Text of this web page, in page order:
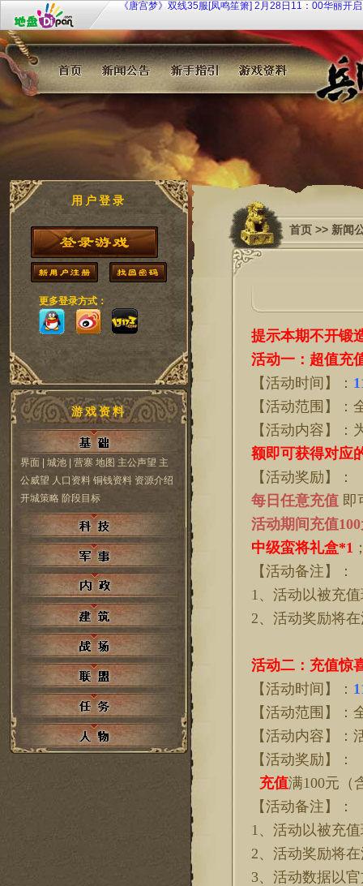
地盘网《兵临城下2》新服 sg·57【六出祁山】9月25日
戈待战
地盘网《宫廷计》最新服双线249区“芈月传奇”2月4日
开启！
《大侠传》特权商店限时开 欢乐扭蛋扭扭乐
《108将》群侠济世 聚义梁山
九凤临朝《凤凰决》双线51服7月20日10时倾世开启！
用户登录
更多登录方式：
游戏资料
界面 | 城池 | 营寨 地图 主公声望 主
公威望 人口资料 铜钱资料 资源介绍
开城策略 阶段目标
首页 >> 新闻
提示本期不开锻
活动一：超值充
【活动时间】：
【活动范围】：
【活动内容】
额即可获得对应
【活动奖励】：
每日任意充值 即
活动期间充值
中级蛮将礼盒*1
【活动备注】：
1、活动以被充
2、活动奖励将
活动二 ：充值惊
【活动时间】：
【活动范围】：
【活动内容】：
【活动奖励】：
充值满100元（
【活动备注】：
1、活动以被充
2、活动奖励将
3、活动数据以